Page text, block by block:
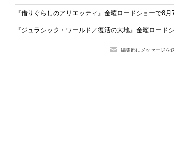
『借りぐらしのアリエッティ』金曜ロードショーで8
『ジュラシック・ワールド／復活の大地』金曜ロード
編集部にメッセージを